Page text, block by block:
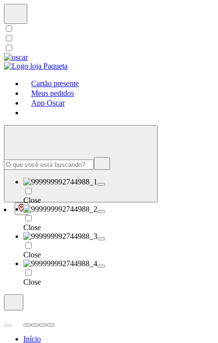
Cartão presente
Meus pedidos
App Oscar
Close
Close
Close
Close
Início